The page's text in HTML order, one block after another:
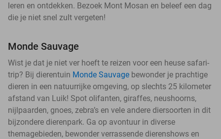
leren en ontdekken. Bezoek Mont Mosan en beleef een dag
die je niet snel zult vergeten!
Monde Sauvage
Wist je dat je niet ver hoeft te reizen voor een heuse safari-
trip? Bij dierentuin Monde Sauvage bewonder je prachtige
dieren in een natuurrijke omgeving, op slechts 25 kilometer
afstand van Luik! Spot olifanten, giraffes, neushoorns,
nijlpaarden, gnoes, zebra’s en vele andere diersoorten in dit
bijzondere dierenpark. Ga op avontuur in diverse
themagebieden, bewonder verrassende dierenshows en